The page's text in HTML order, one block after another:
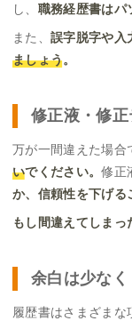
し、 職務経歴書はパ
また、誤字脱字や入
ましょう。
修正液・修
万が一間違えた場合
いでください。修正
か、信頼性を下げる
もし間違えてしまっ
余白は少なく
履歴書はさまざまな